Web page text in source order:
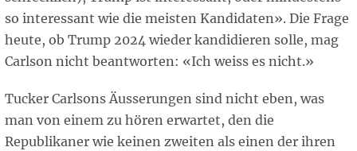
so interessant wie die meisten Kandidaten». Die Frage
heute, ob Trump 2024 wieder kandidieren solle, mag
Carlson nicht beantworten: «Ich weiss es nicht.»
Tucker Carlsons Äusserungen sind nicht eben, was
man von einem zu hören erwartet, den die
Republikaner wie keinen zweiten als einen der ihren